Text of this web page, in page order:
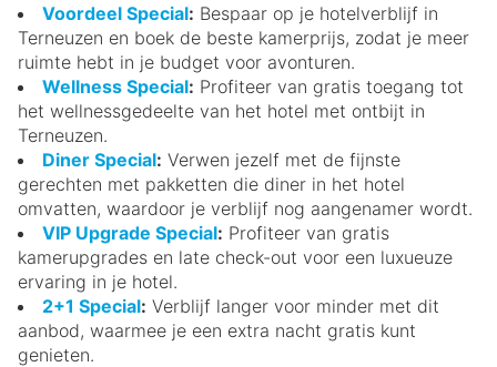
Voordeel Special: Bespaar op je hotelverblijf in
Terneuzen en boek de beste kamerprijs, zodat je meer
ruimte hebt in je budget voor avonturen.
Wellness Special: Profiteer van gratis toegang tot
het wellnessgedeelte van het hotel met ontbijt in
Terneuzen.
Diner Special: Verwen jezelf met de fijnste
gerechten met pakketten die diner in het hotel
omvatten, waardoor je verblijf nog aangenamer wordt.
VIP Upgrade Special: Profiteer van gratis
kamerupgrades en late check-out voor een luxueuze
ervaring in je hotel.
2+1 Special: Verblijf langer voor minder met dit
aanbod, waarmee je een extra nacht gratis kunt
genieten.